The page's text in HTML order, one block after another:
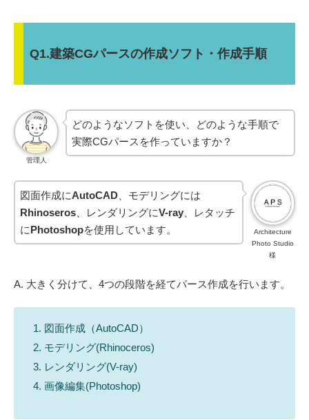
Q1.建築CGパースの作成ソフト・作成手順
管理人
どのようなソフトを使い、どのような手順で
実際CGパースを作っていますか？
Architecture
Photo Studio
様
図面作成にAutoCAD、モデリングには
Rhinoseros、レンダリングにV-ray、レタッチ
にPhotoshopを使用しています。
A. 大きく分けて、4つの段階を経てパース作成を行います。
図面作成（AutoCAD）
モデリング(Rhinoceros)
レンダリング(V-ray)
画像編集(Photoshop)